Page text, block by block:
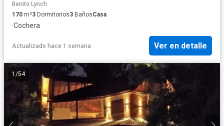
Benito Lynch
170 m²3 Dormitorios3 BañosCasa
·Cochera
Actualizado hace 1 semana Ver en detalle
1 /54